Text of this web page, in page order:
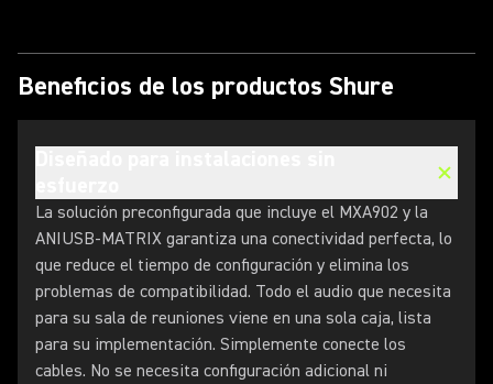
Beneficios de los productos Shure
La solución preconfigurada que incluye el MXA902 y la
ANIUSB-MATRIX garantiza una conectividad perfecta, lo
que reduce el tiempo de configuración y elimina los
problemas de compatibilidad. Todo el audio que necesita
para su sala de reuniones viene en una sola caja, lista
para su implementación. Simplemente conecte los
cables. No se necesita configuración adicional ni